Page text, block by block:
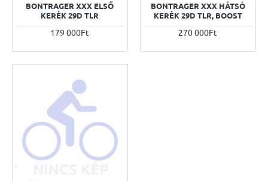
BONTRAGER XXX ELSŐ
KERÉK 29D TLR
179 000Ft
BONTRAGER XXX HÁTSÓ
KERÉK 29D TLR, BOOST
270 000Ft